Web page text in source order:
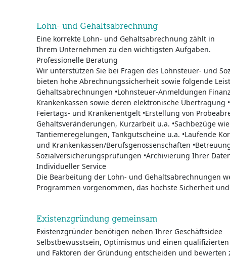
Lohn- und Gehaltsabrechnung
Eine korrekte Lohn- und Gehaltsabrechnung zählt in
Ihrem Unternehmen zu den wichtigsten Aufgaben.
Professionelle Beratung
Wir unterstützen Sie bei Fragen des Lohnsteuer- und
bieten hohe Abrechnungssicherheit sowie folgende
Gehaltsabrechnungen •Lohnsteuer-Anmeldungen
Krankenkassen sowie deren elektronische Übertragung
Feiertags- und Krankenentgelt •Erstellung von
Gehaltsveränderungen, Kurzarbeit u.a. •Sachbezüge
Tantiemeregelungen, Tankgutscheine u.a. •Laufende
und Krankenkassen/Berufsgenossenschaften
Sozialversicherungsprüfungen •Archivierung Ihrer
Individueller Service
Die Bearbeitung der Lohn- und Gehaltsabrechnungen
Programmen vorgenommen, das höchste Sicherheit
Existenzgründung gemeinsam
Existenzgründer benötigen neben Ihrer Geschäftsidee
Selbstbewusstsein, Optimismus und einen
und Faktoren der Gründung entscheiden und bewerten